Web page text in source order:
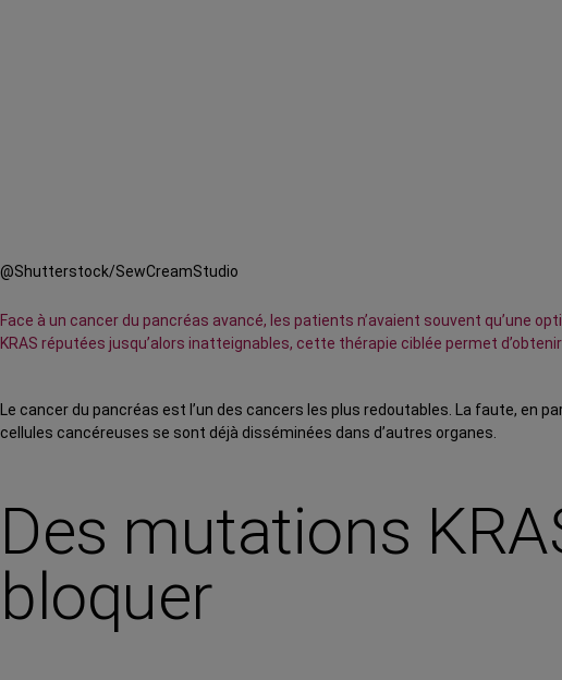
@Shutterstock/SewCreamStudio
Face à un cancer du pancréas avancé, les patients n’avaient souvent qu’une
KRAS réputées jusqu’alors inatteignables, cette thérapie ciblée permet
Le cancer du pancréas est l’un des cancers les plus redoutables. La faute, en
cellules cancéreuses se sont déjà disséminées dans d’autres organes.
Des mutations
bloquer